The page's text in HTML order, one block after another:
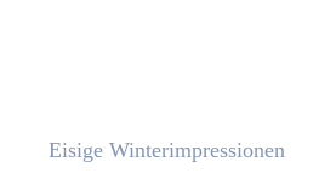
Eisige Winterimpressionen